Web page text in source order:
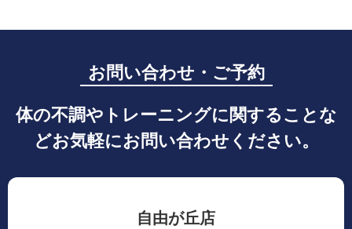
お問い合わせ・ご予約
体の不調やトレーニングに関することな
どお気軽にお問い合わせください。
自由が丘店